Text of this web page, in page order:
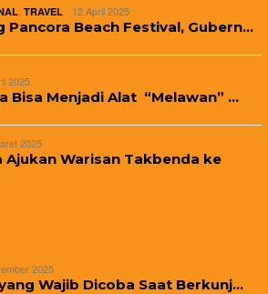
TRAVEL 12 April 2025
Pancora Beach Festival, Gubern…
2025
Bisa Menjadi Alat “Melawan” …
2025
Ajukan Warisan Takbenda ke
2025
Wajib Dicoba Saat Berkunj…